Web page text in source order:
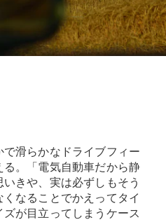
滑らかなドライブフィー
。「電気自動車だから静
きや、実は必ずしもそう
なることでかえってタイ
が目立ってしまうケース